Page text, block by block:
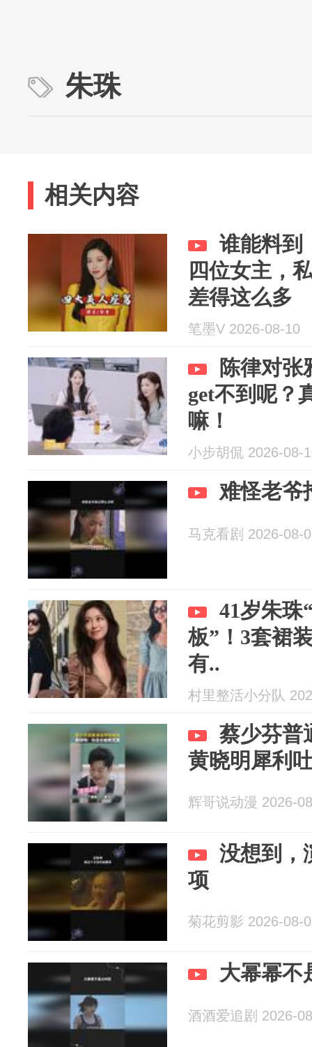
朱珠
相关内容
谁能料到
四位女主，
差得这么多
笔墨V 2026-08-10
陈律对张
get不到呢？
嘛！
小步胡侃 2026-08-
难怪老爷
马克看剧 2026-08-
41岁朱珠
板”！3套裙
有..
村里整活小分队
蔡少芬普
黄晓明犀利
辉哥说动漫 2026-
没想到，
项
菊花剪影 2026-08-
大幂幂不
酒酒爱追剧 2026-